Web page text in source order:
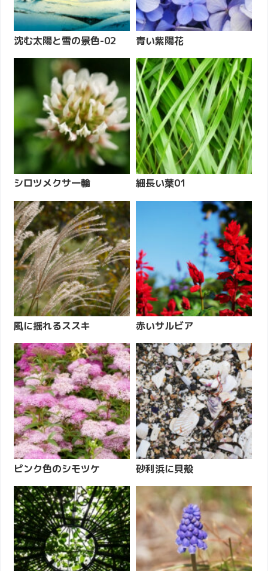
沈む太陽と雪の景色-02 青い紫陽花
シロツメクサ一輪 細長い葉01
風に揺れるススキ 赤いサルビア
ピンク色のシモツケ 砂利浜に貝殻